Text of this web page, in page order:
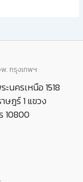
. กรุงเทพฯ
นครเหนือ 1518
ษฎร์ 1 แขวง
10800